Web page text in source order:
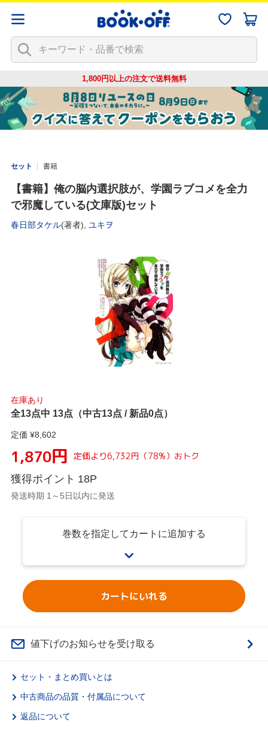
1,800円以上の注文で送料無料
セット 書籍
【書籍】俺の脳内選択肢が、学園ラブコメを全力
で邪魔している(文庫版)セット
春日部タケル(著者), ユキヲ
在庫あり
全13点中 13点（中古13点 / 新品0点）
定価 ¥8,602
1,870円 定価より6,732円 （78%） おトク
獲得ポイント 18P
発送時期 1～5日以内に発送
巻数を指定してカートに追加する
カートにいれる
値下げのお知らせを受け取る
セット・まとめ買いとは
中古商品の品質・付属品について
返品について